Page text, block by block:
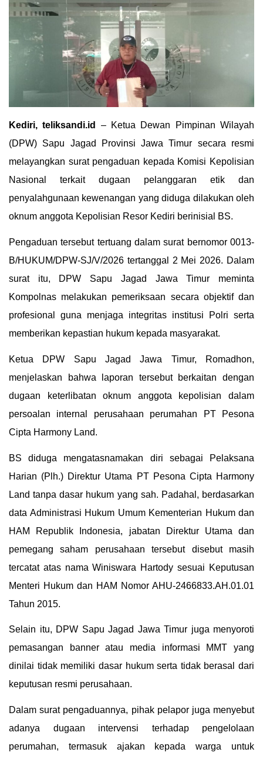
Kediri, teliksandi.id
– Ketua Dewan Pimpinan Wilayah
(DPW) Sapu Jagad Provinsi Jawa Timur secara resmi
melayangkan surat pengaduan kepada Komisi Kepolisian
Nasional terkait dugaan pelanggaran etik dan
penyalahgunaan kewenangan yang diduga dilakukan oleh
oknum anggota Kepolisian Resor Kediri berinisial BS.
Pengaduan tersebut tertuang dalam surat bernomor 0013-
B/HUKUM/DPW-SJ/V/2026 tertanggal 2 Mei 2026. Dalam
surat itu, DPW Sapu Jagad Jawa Timur meminta
Kompolnas melakukan pemeriksaan secara objektif dan
profesional guna menjaga integritas institusi Polri serta
memberikan kepastian hukum kepada masyarakat.
Ketua DPW Sapu Jagad Jawa Timur, Romadhon,
menjelaskan bahwa laporan tersebut berkaitan dengan
dugaan keterlibatan oknum anggota kepolisian dalam
persoalan internal perusahaan perumahan PT Pesona
Cipta Harmony Land.
BS diduga mengatasnamakan diri sebagai Pelaksana
Harian (Plh.) Direktur Utama PT Pesona Cipta Harmony
Land tanpa dasar hukum yang sah. Padahal, berdasarkan
data Administrasi Hukum Umum Kementerian Hukum dan
HAM Republik Indonesia, jabatan Direktur Utama dan
pemegang saham perusahaan tersebut disebut masih
tercatat atas nama Winiswara Hartody sesuai Keputusan
Menteri Hukum dan HAM Nomor AHU-2466833.AH.01.01
Tahun 2015.
Selain itu, DPW Sapu Jagad Jawa Timur juga menyoroti
pemasangan banner atau media informasi MMT yang
dinilai tidak memiliki dasar hukum serta tidak berasal dari
keputusan resmi perusahaan.
Dalam surat pengaduannya, pihak pelapor juga menyebut
adanya dugaan intervensi terhadap pengelolaan
perumahan, termasuk ajakan kepada warga untuk